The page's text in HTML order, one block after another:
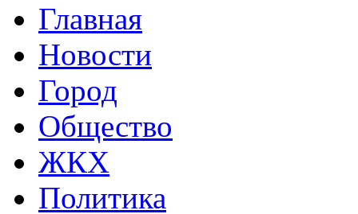
Главная
Новости
Город
Общество
ЖКХ
Политика